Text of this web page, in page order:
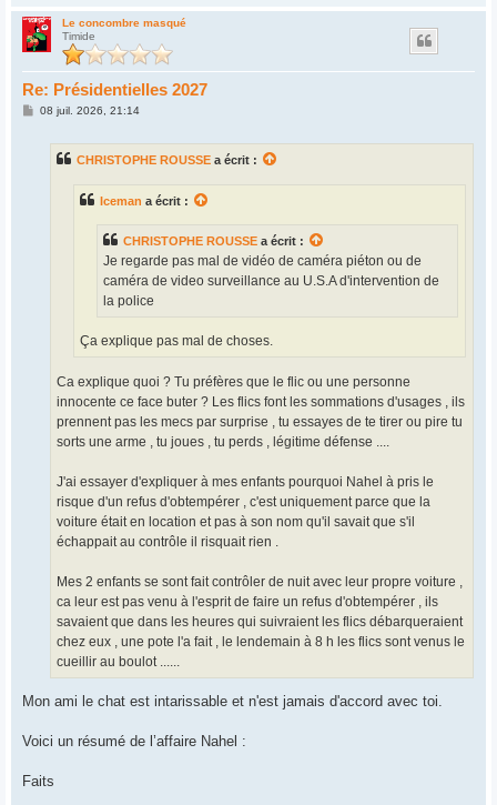
Le concombre masqué
Timide
Re: Présidentielles 2027
M08 juil. 2026, 21:14
CHRISTOPHE ROUSSE a écrit :
Iceman a écrit :
CHRISTOPHE ROUSSE a écrit :
Je regarde pas mal de vidéo de caméra piéton ou de
caméra de video surveillance au U.S.A d'intervention de
la police
Ça explique pas mal de choses.
Ca explique quoi ? Tu préfères que le flic ou une personne
innocente ce face buter ? Les flics font les sommations d'usages , ils
prennent pas les mecs par surprise , tu essayes de te tirer ou pire tu
sorts une arme , tu joues , tu perds , légitime défense ....
J'ai essayer d'expliquer à mes enfants pourquoi Nahel à pris le
risque d'un refus d'obtempérer , c'est uniquement parce que la
voiture était en location et pas à son nom qu'il savait que s'il
échappait au contrôle il risquait rien .
Mes 2 enfants se sont fait contrôler de nuit avec leur propre voiture ,
ca leur est pas venu à l'esprit de faire un refus d'obtempérer , ils
savaient que dans les heures qui suivraient les flics débarqueraient
chez eux , une pote l'a fait , le lendemain à 8 h les flics sont venus le
cueillir au boulot ......
Mon ami le chat est intarissable et n'est jamais d'accord avec toi.
Voici un résumé de l’affaire Nahel :
Faits